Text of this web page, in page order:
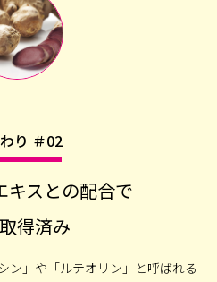
り ＃02
キスとの配合で
得済み
ン」や「ルテオリン」と呼ばれる